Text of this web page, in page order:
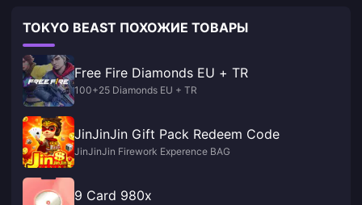
TOKYO BEAST ПОХОЖИЕ ТОВАРЫ
Free Fire Diamonds EU + TR
100+25 Diamonds EU + TR
JinJinJin Gift Pack Redeem Code
JinJinJin Firework Experence BAG
9 Card 980x